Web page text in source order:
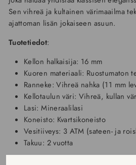
Sen vihreä ja kultainen värimaailma
ajattoman lisän jokaiseen asuun.
Tuotetiedot:
Kellon halkaisija: 16 mm
Kuoren materiaali: Ruostumaton
Ranneke: Vihreä nahka (11 mm
Kellotaulun väri: Vihreä, kullan
Lasi: Mineraalilasi
Koneisto: Kvartsikoneisto
Vesitiiveys: 3 ATM (sateen- ja
Takuu: 2 vuotta